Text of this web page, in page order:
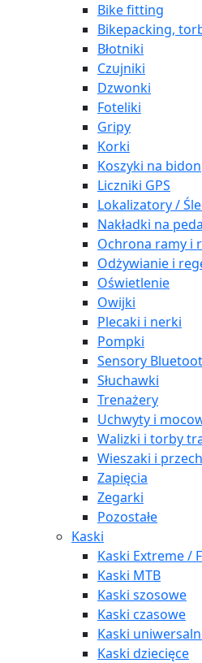
Bike fitting
Bikepacking,
Błotniki
Czujniki
Dzwonki
Foteliki
Gripy
Korki
Koszyki na bidon
Liczniki GPS
Lokalizatory /
Nakładki na
Ochrona ramy i
Odżywianie i
Oświetlenie
Owijki
Plecaki i nerki
Pompki
Sensory
Słuchawki
Trenażery
Uchwyty i
Walizki i torby
Wieszaki i
Zapięcia
Zegarki
Pozostałe
Kaski
Kaski Extreme /
Kaski MTB
Kaski szosowe
Kaski czasowe
Kaski
Kaski dziecięce